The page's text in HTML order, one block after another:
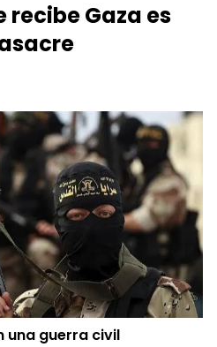
recibe Gaza es
una guerra civil